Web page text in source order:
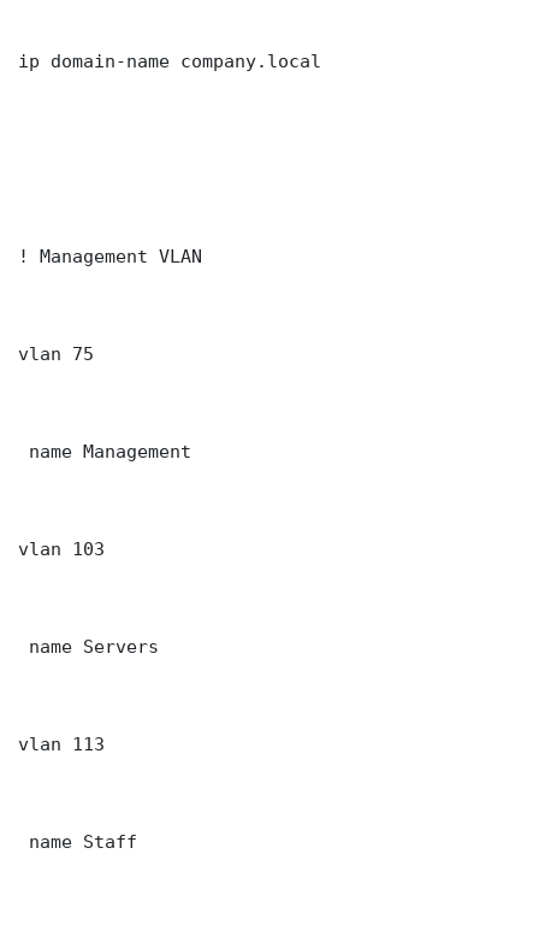
ip domain-name company.local
! Management VLAN
vlan 75
name Management
vlan 103
name Servers
vlan 113
name Staff